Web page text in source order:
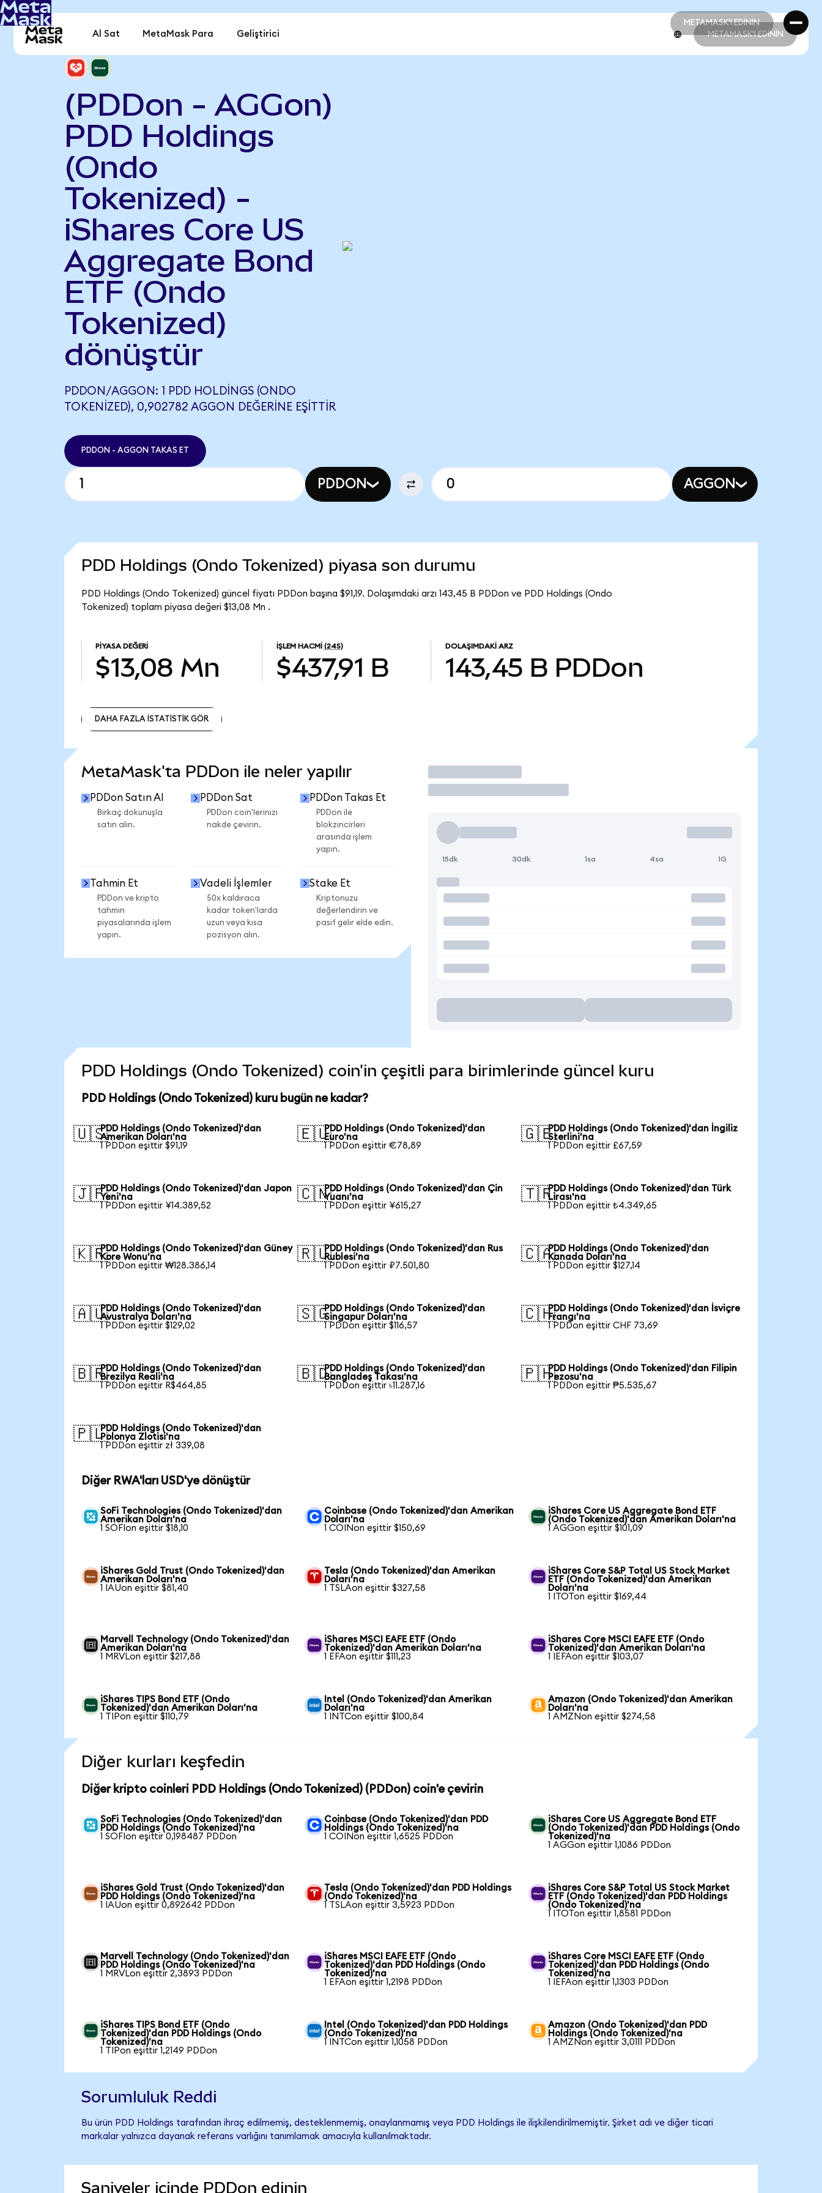
METAMASK'I EDİNİN
METAMASK'I EDİNİN
Al Sat MetaMask Para Geliştirici METAMASK'I EDİNİN
(PDDon - AGGon)
PDD Holdings
(Ondo
Tokenized) -
iShares Core US
Aggregate Bond
ETF (Ondo
Tokenized)
dönüştür
PDDON/AGGON: 1 PDD HOLDINGS (ONDO
TOKENIZED), 0,902782 AGGON DEĞERINE EŞITTIR
PDDON - AGGON TAKAS ET
PDDON AGGON
PDD Holdings (Ondo Tokenized) piyasa son durumu
PDD Holdings (Ondo Tokenized) güncel fiyatı PDDon başına $91,19. Dolaşımdaki arzı 143,45 B PDDon ve PDD Holdings (Ondo
Tokenized) toplam piyasa değeri $13,08 Mn .
PIYASA DEĞERI
$13,08 Mn
İŞLEM HACMI (24S)
$437,91 B
DOLAŞIMDAKI ARZ
143,45 B PDDon
DAHA FAZLA İSTATİSTİK GÖR
MetaMask'ta PDDon ile neler yapılır
PDDon Satın Al
Birkaç dokunuşla
satın alın.
PDDon Sat
PDDon coin'lerinizi
nakde çevirin.
PDDon Takas Et
PDDon ile
blokzincirleri
arasında işlem
yapın.
Tahmin Et
PDDon ve kripto
tahmin
piyasalarında işlem
yapın.
Vadeli İşlemler
50x kaldıraca
kadar token'larda
uzun veya kısa
pozisyon alın.
Stake Et
Kriptonuzu
değerlendirin ve
pasif gelir elde edin.
İşlem Yap
15dk 30dk 1sa 4sa 1G
PDD Holdings (Ondo Tokenized) coin'in çeşitli para birimlerinde güncel kuru
PDD Holdings (Ondo Tokenized) kuru bugün ne kadar?
🇺🇸PDD Holdings (Ondo Tokenized)'dan
Amerikan Doları'na
1 PDDon eşittir $91,19
🇪🇺PDD Holdings (Ondo Tokenized)'dan
Euro'na
1 PDDon eşittir €78,89
🇬🇧PDD Holdings (Ondo Tokenized)'dan İngiliz
Sterlini'na
1 PDDon eşittir £67,59
🇯🇵PDD Holdings (Ondo Tokenized)'dan Japon
Yeni'na
1 PDDon eşittir ¥14.389,52
🇨🇳PDD Holdings (Ondo Tokenized)'dan Çin
Yuanı'na
1 PDDon eşittir ¥615,27
🇹🇷PDD Holdings (Ondo Tokenized)'dan Türk
Lirası'na
1 PDDon eşittir ₺4.349,65
🇰🇷PDD Holdings (Ondo Tokenized)'dan Güney
Kore Wonu'na
1 PDDon eşittir ₩128.386,14
🇷🇺PDD Holdings (Ondo Tokenized)'dan Rus
Rublesi'na
1 PDDon eşittir ₽7.501,80
🇨🇦PDD Holdings (Ondo Tokenized)'dan
Kanada Doları'na
1 PDDon eşittir $127,14
🇦🇺PDD Holdings (Ondo Tokenized)'dan
Avustralya Doları'na
1 PDDon eşittir $129,02
🇸🇬PDD Holdings (Ondo Tokenized)'dan
Singapur Doları'na
1 PDDon eşittir $116,57
🇨🇭PDD Holdings (Ondo Tokenized)'dan İsviçre
Frangı'na
1 PDDon eşittir CHF 73,69
🇧🇷PDD Holdings (Ondo Tokenized)'dan
Brezilya Reali'na
1 PDDon eşittir R$464,85
🇧🇩PDD Holdings (Ondo Tokenized)'dan
Bangladeş Takası'na
1 PDDon eşittir ৳11.287,16
🇵🇭PDD Holdings (Ondo Tokenized)'dan Filipin
Pezosu'na
1 PDDon eşittir ₱5.535,67
🇵🇱PDD Holdings (Ondo Tokenized)'dan
Polonya Zlotisi'na
1 PDDon eşittir zł 339,08
Diğer RWA'ları USD'ye dönüştür
SoFi Technologies (Ondo Tokenized)'dan
Amerikan Doları'na
1 SOFIon eşittir $18,10
Coinbase (Ondo Tokenized)'dan Amerikan
Doları'na
1 COINon eşittir $150,69
iShares Core US Aggregate Bond ETF
(Ondo Tokenized)'dan Amerikan Doları'na
1 AGGon eşittir $101,09
iShares Gold Trust (Ondo Tokenized)'dan
Amerikan Doları'na
1 IAUon eşittir $81,40
Tesla (Ondo Tokenized)'dan Amerikan
Doları'na
1 TSLAon eşittir $327,58
iShares Core S&P Total US Stock Market
ETF (Ondo Tokenized)'dan Amerikan
Doları'na
1 ITOTon eşittir $169,44
Marvell Technology (Ondo Tokenized)'dan
Amerikan Doları'na
1 MRVLon eşittir $217,88
iShares MSCI EAFE ETF (Ondo
Tokenized)'dan Amerikan Doları'na
1 EFAon eşittir $111,23
iShares Core MSCI EAFE ETF (Ondo
Tokenized)'dan Amerikan Doları'na
1 IEFAon eşittir $103,07
iShares TIPS Bond ETF (Ondo
Tokenized)'dan Amerikan Doları'na
1 TIPon eşittir $110,79
Intel (Ondo Tokenized)'dan Amerikan
Doları'na
1 INTCon eşittir $100,84
Amazon (Ondo Tokenized)'dan Amerikan
Doları'na
1 AMZNon eşittir $274,58
Diğer kurları keşfedin
Diğer kripto coinleri PDD Holdings (Ondo Tokenized) (PDDon) coin'e çevirin
SoFi Technologies (Ondo Tokenized)'dan
PDD Holdings (Ondo Tokenized)'na
1 SOFIon eşittir 0,198487 PDDon
Coinbase (Ondo Tokenized)'dan PDD
Holdings (Ondo Tokenized)'na
1 COINon eşittir 1,6525 PDDon
iShares Core US Aggregate Bond ETF
(Ondo Tokenized)'dan PDD Holdings (Ondo
Tokenized)'na
1 AGGon eşittir 1,1086 PDDon
iShares Gold Trust (Ondo Tokenized)'dan
PDD Holdings (Ondo Tokenized)'na
1 IAUon eşittir 0,892642 PDDon
Tesla (Ondo Tokenized)'dan PDD Holdings
(Ondo Tokenized)'na
1 TSLAon eşittir 3,5923 PDDon
iShares Core S&P Total US Stock Market
ETF (Ondo Tokenized)'dan PDD Holdings
(Ondo Tokenized)'na
1 ITOTon eşittir 1,8581 PDDon
Marvell Technology (Ondo Tokenized)'dan
PDD Holdings (Ondo Tokenized)'na
1 MRVLon eşittir 2,3893 PDDon
iShares MSCI EAFE ETF (Ondo
Tokenized)'dan PDD Holdings (Ondo
Tokenized)'na
1 EFAon eşittir 1,2198 PDDon
iShares Core MSCI EAFE ETF (Ondo
Tokenized)'dan PDD Holdings (Ondo
Tokenized)'na
1 IEFAon eşittir 1,1303 PDDon
iShares TIPS Bond ETF (Ondo
Tokenized)'dan PDD Holdings (Ondo
Tokenized)'na
1 TIPon eşittir 1,2149 PDDon
Intel (Ondo Tokenized)'dan PDD Holdings
(Ondo Tokenized)'na
1 INTCon eşittir 1,1058 PDDon
Amazon (Ondo Tokenized)'dan PDD
Holdings (Ondo Tokenized)'na
1 AMZNon eşittir 3,0111 PDDon
Sorumluluk Reddi
Bu ürün PDD Holdings tarafından ihraç edilmemiş, desteklenmemiş, onaylanmamış veya PDD Holdings ile ilişkilendirilmemiştir. Şirket adı ve diğer ticari
markalar yalnızca dayanak referans varlığını tanımlamak amacıyla kullanılmaktadır.
Saniyeler içinde PDDon edinin